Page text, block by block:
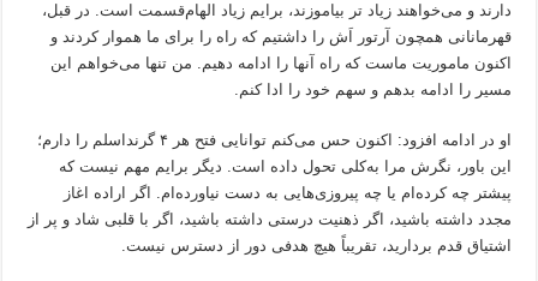
دارند و می‌خواهند زیاد تر بیاموزند، برایم زیاد الهام‌قسمت است. در قبل،
قهرمانانی همچون آرتور اَش را داشتیم که راه را برای ما هموار کردند و
اکنون ماموریت ماست که راه آنها را ادامه دهیم. من تنها می‌خواهم این
مسیر را ادامه بدهم و سهم خود را ادا کنم.
او در ادامه افزود: اکنون حس می‌کنم توانایی فتح هر ۴ گرنداسلم را دارم؛
این باور، نگرش مرا به‌کلی تحول داده است. دیگر برایم مهم نیست که
پیشتر چه کرده‌ام یا چه پیروزی‌هایی به دست نیاورده‌ام. اگر اراده اغاز
مجدد داشته باشید، اگر ذهنیت درستی داشته باشید، اگر با قلبی شاد و پر از
اشتیاق قدم بردارید، تقریباً هیچ هدفی دور از دسترس نیست.